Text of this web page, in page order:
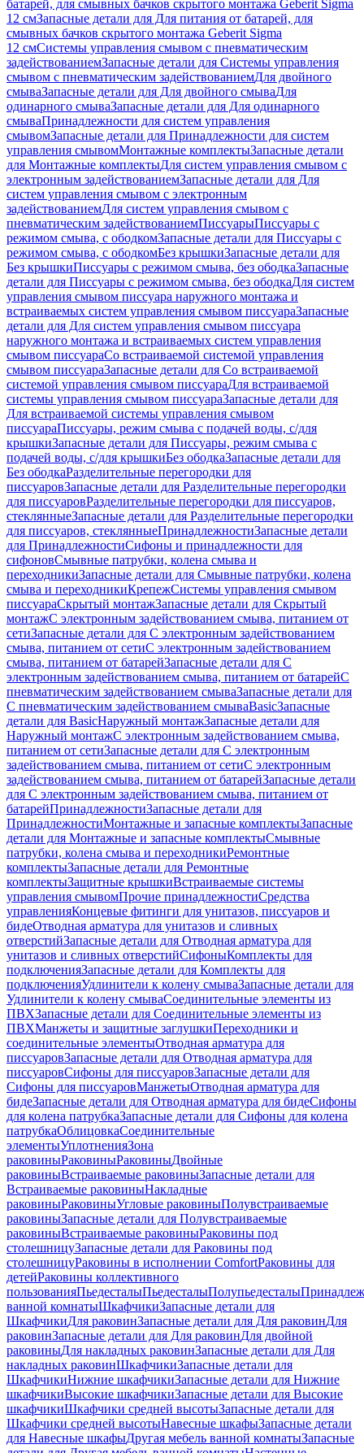
батарей, для смывных бачков скрытого монтажа Geberit Sigma
12 смЗапасные детали для Для питания от батарей, для
смывных бачков скрытого монтажа Geberit Sigma
12 смСистемы управления смывом с пневматическим
задействованиемЗапасные детали для Системы управления
смывом с пневматическим задействованиемДля двойного
смываЗапасные детали для Для двойного смываДля
одинарного смываЗапасные детали для Для одинарного
смываПринадлежности для систем управления
смывомЗапасные детали для Принадлежности для систем
управления смывомМонтажные комплектыЗапасные детали
для Монтажные комплектыДля систем управления смывом с
электронным задействованиемЗапасные детали для Для
систем управления смывом с электронным
задействованиемДля систем управления смывом с
пневматическим задействованиемПиссуарыПиссуары с
режимом смыва, с ободкомЗапасные детали для Писсуары с
режимом смыва, с ободкомБез крышкиЗапасные детали для
Без крышкиПиссуары с режимом смыва, без ободкаЗапасные
детали для Писсуары с режимом смыва, без ободкаДля систем
управления смывом писсуара наружного монтажа и
встраиваемых систем управления смывом писсуараЗапасные
детали для Для систем управления смывом писсуара
наружного монтажа и встраиваемых систем управления
смывом писсуараСо встраиваемой системой управления
смывом писсуараЗапасные детали для Со встраиваемой
системой управления смывом писсуараДля встраиваемой
системы управления смывом писсуараЗапасные детали для
Для встраиваемой системы управления смывом
писсуараПиссуары, режим смыва с подачей воды, с/для
крышкиЗапасные детали для Писсуары, режим смыва с
подачей воды, с/для крышкиБез ободкаЗапасные детали для
Без ободкаРазделительные перегородки для
писсуаровЗапасные детали для Разделительные перегородки
для писсуаровРазделительные перегородки для писсуаров,
стеклянныеЗапасные детали для Разделительные перегородки
для писсуаров, стеклянныеПринадлежностиЗапасные детали
для ПринадлежностиСифоны и принадлежности для
сифоновСмывные патрубки, колена смыва и
переходникиЗапасные детали для Смывные патрубки, колена
смыва и переходникиКрепежСистемы управления смывом
писсуараСкрытый монтажЗапасные детали для Скрытый
монтажС электронным задействованием смыва, питанием от
сетиЗапасные детали для С электронным задействованием
смыва, питанием от сетиС электронным задействованием
смыва, питанием от батарейЗапасные детали для С
электронным задействованием смыва, питанием от батарейС
пневматическим задействованием смываЗапасные детали для
С пневматическим задействованием смываBasicЗапасные
детали для BasicНаружный монтажЗапасные детали для
Наружный монтажС электронным задействованием смыва,
питанием от сетиЗапасные детали для С электронным
задействованием смыва, питанием от сетиС электронным
задействованием смыва, питанием от батарейЗапасные детали
для С электронным задействованием смыва, питанием от
батарейПринадлежностиЗапасные детали для
ПринадлежностиМонтажные и запасные комплектыЗапасные
детали для Монтажные и запасные комплектыСмывные
патрубки, колена смыва и переходникиРемонтные
комплектыЗапасные детали для Ремонтные
комплектыЗащитные крышкиВстраиваемые системы
управления смывомПрочие принадлежностиСредства
управленияКонцевые фитинги для унитазов, писсуаров и
бидеОтводная арматура для унитазов и сливных
отверстийЗапасные детали для Отводная арматура для
унитазов и сливных отверстийСифоныКомплекты для
подключенияЗапасные детали для Комплекты для
подключенияУдлинители к колену смываЗапасные детали для
Удлинители к колену смываСоединительные элементы из
ПВХЗапасные детали для Соединительные элементы из
ПВХМанжеты и защитные заглушкиПереходники и
соединительные элементыОтводная арматура для
писсуаровЗапасные детали для Отводная арматура для
писсуаровCифоны для писсуаровЗапасные детали для
Cифоны для писсуаровМанжетыОтводная арматура для
бидеЗапасные детали для Отводная арматура для бидеСифоны
для колена патрубкаЗапасные детали для Сифоны для колена
патрубкаОблицовкаСоединительные
элементыУплотненияЗона
раковиныРаковиныРаковиныДвойные
раковиныВстраиваемые раковиныЗапасные детали для
Встраиваемые раковиныНакладные
раковиныРаковиныУгловые раковиныПолувстраиваемые
раковиныЗапасные детали для Полувстраиваемые
раковиныВстраиваемые раковиныРаковины под
столешницуЗапасные детали для Раковины под
столешницуРаковины в исполнении ComfortPаковины для
детейРаковины коллективного
пользованияПьедесталыПьедесталыПолупьедесталы
ванной комнатыШкафчикиЗапасные детали для
ШкафчикиДля раковинЗапасные детали для Для раковинДля
раковинЗапасные детали для Для раковинДля двойной
раковиныДля накладных pаковинЗапасные детали для Для
накладных pаковинШкафчикиЗапасные детали для
ШкафчикиНижние шкафчикиЗапасные детали для Нижние
шкафчикиВысокие шкафчикиЗапасные детали для Высокие
шкафчикиШкафчики средней высотыЗапасные детали для
Шкафчики средней высотыНавесные шкафыЗапасные детали
для Навесные шкафыДругая мебель ванной комнатыЗапасные